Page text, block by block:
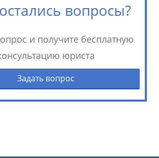
вопросы?
и получите бесплатную
юриста
Задать вопрос